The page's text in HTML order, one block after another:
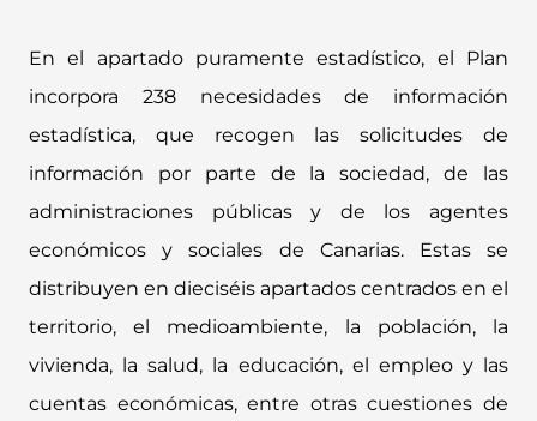
En el apartado puramente estadístico, el Plan
incorpora 238 necesidades de información
estadística, que recogen las solicitudes de
información por parte de la sociedad, de las
administraciones públicas y de los agentes
económicos y sociales de Canarias. Estas se
distribuyen en dieciséis apartados centrados en el
territorio, el medioambiente, la población, la
vivienda, la salud, la educación, el empleo y las
cuentas económicas, entre otras cuestiones de